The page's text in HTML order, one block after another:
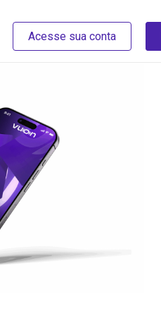
Acesse sua conta